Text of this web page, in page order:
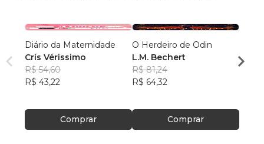
Diário da Maternidade
Crís Vérissimo
R$ 54,60
R$ 43,22
Comprar
O Herdeiro de Odin
L.M. Bechert
R$ 81,24
R$ 64,32
Comprar
M.G.